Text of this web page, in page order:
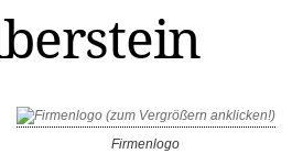
Firmenlogo